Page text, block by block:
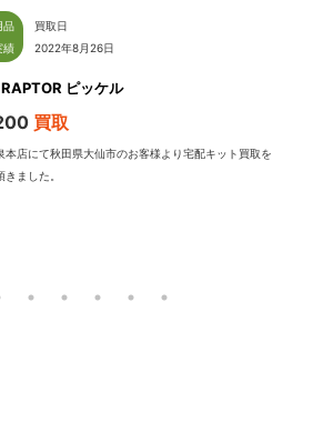
品
績
買取日
2022年8月26日
ピッケル
買取
本店にて秋田県大仙市のお客様より宅配キット買取を
きました。